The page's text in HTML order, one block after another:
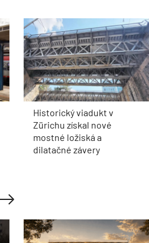
Historický viadukt v
Zürichu získal nové
mostné ložiská a
dilatačné závery